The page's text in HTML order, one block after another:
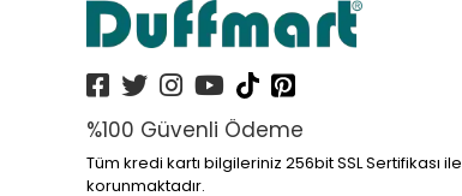
%100 Güvenli Ödeme
Tüm kredi kartı bilgileriniz 256bit SSL Sertifikası ile
korunmaktadır.